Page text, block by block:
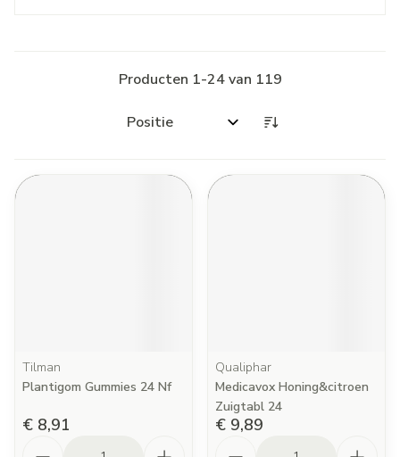
Producten 1-24van 119
Sorteer op:
Tilman
Plantigom Gummies 24 Nf
€ 8,91
Qualiphar
Medicavox Honing&citroen
Zuigtabl 24
€ 9,89